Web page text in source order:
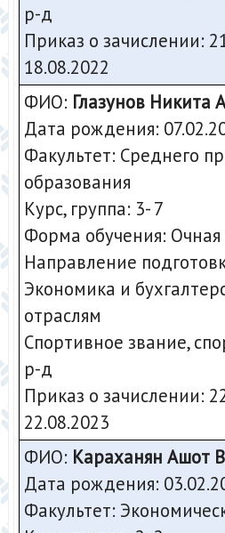
р-д
Приказ о зачислении:
18.08.2022
ФИО: Глазунов Никита
Дата рождения:
Факультет: Среднего
образования
Курс, группа: 3- 7
Форма обучения: Очная
Направление
Экономика и
отраслям
Спортивное звание,
р-д
Приказ о зачислении:
22.08.2023
ФИО: Караханян Ашот
Дата рождения:
Факультет: